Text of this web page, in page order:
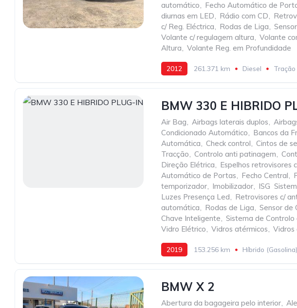
automático, Fecho Automático de
diurnas em LED, Rádio com CD,
c/ Reg. Eléctrica, Rodas de Liga,
Volante c/ regulagem altura, Volante
Altura, Volante Reg. em Profundidade
2012 261.371 km Diesel
BMW 330 E HIBRIDO
Air Bag, Airbags laterais duplos,
Condicionado Automático, Bancos da
Automática, Check control, Cintos de
Tracção, Controlo anti patinagem,
Direção Elétrica, Espelhos retrovisores
Automático de Portas, Fecho Central,
temporizador, Imobilizador, ISG 
Luzes Presença Led, Retrovisores c/
automática, Rodas de Liga, Sensor de
Chave Inteligente, Sistema de Controlo
Vidro Elétrico, Vidros atérmicos, Vidros
2019 153.256 km Híbrido (Gasolina)
BMW X 2
Abertura da bagageira pelo interior,